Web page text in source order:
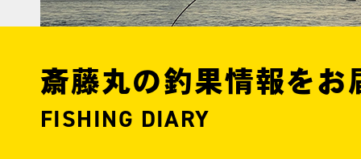
斎藤丸の釣果情報をお
FISHING DIARY